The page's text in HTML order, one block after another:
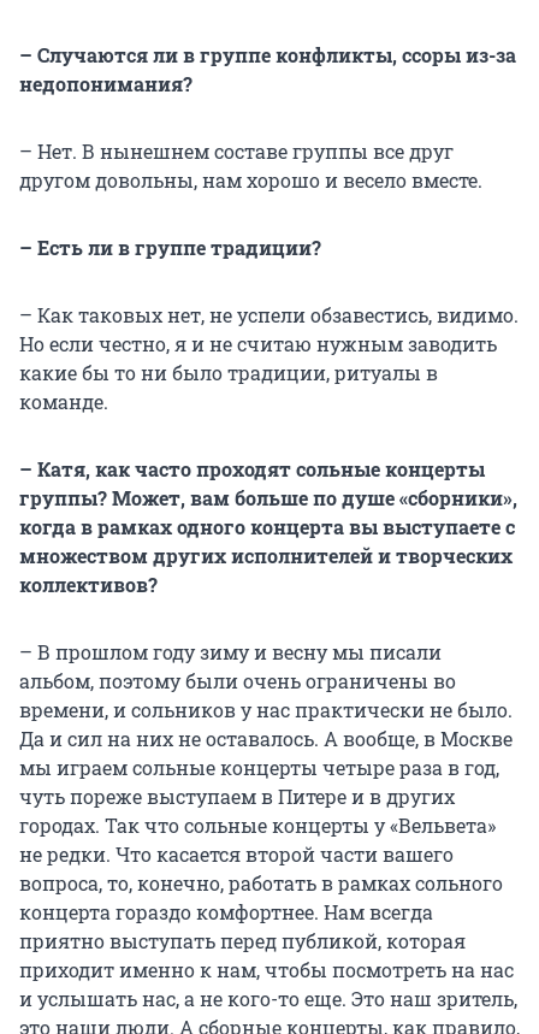
– Случаются ли в группе конфликты, ссоры из-за
недопонимания?
– Нет. В нынешнем составе группы все друг
другом довольны, нам хорошо и весело вместе.
– Есть ли в группе традиции?
– Как таковых нет, не успели обзавестись, видимо.
Но если честно, я и не считаю нужным заводить
какие бы то ни было традиции, ритуалы в
команде.
– Катя, как часто проходят сольные концерты
группы? Может, вам больше по душе «сборники»,
когда в рамках одного концерта вы выступаете с
множеством других исполнителей и творческих
коллективов?
– В прошлом году зиму и весну мы писали
альбом, поэтому были очень ограничены во
времени, и сольников у нас практически не было.
Да и сил на них не оставалось. А вообще, в Москве
мы играем сольные концерты четыре раза в год,
чуть пореже выступаем в Питере и в других
городах. Так что сольные концерты у «Вельвета»
не редки. Что касается второй части вашего
вопроса, то, конечно, работать в рамках сольного
концерта гораздо комфортнее. Нам всегда
приятно выступать перед публикой, которая
приходит именно к нам, чтобы посмотреть на нас
и услышать нас, а не кого-то еще. Это наш зритель,
это наши люди. А сборные концерты, как правило,